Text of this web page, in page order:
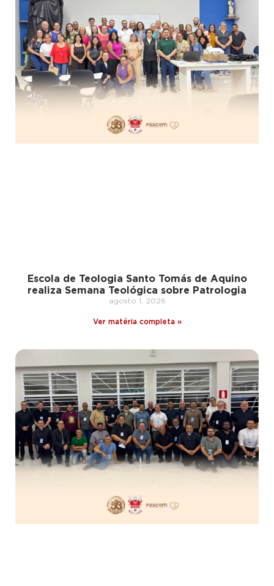
Escola de Teologia Santo Tomás de Aquino
realiza Semana Teológica sobre Patrologia
agosto 1, 2026
Ver matéria completa »